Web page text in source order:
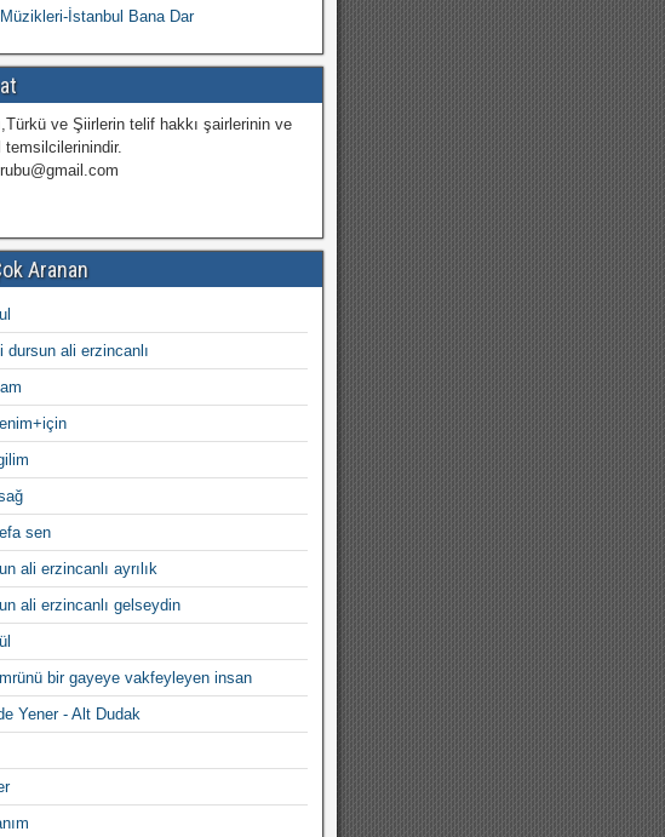
İstanbul Bana Dar
ve Şiirlerin telif hakkı şairlerinin ve
temsilcilerinindir.
Aranan
dursun ali erzincanlı
sen
ali erzincanlı ayrılık
ali erzincanlı gelseydin
bir gayeye vakfeyleyen insan
Yener - Alt Dudak